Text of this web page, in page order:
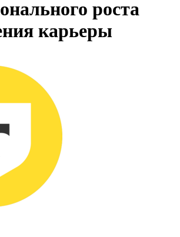
роста
карьеры